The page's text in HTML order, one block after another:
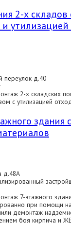
2-х складов
утилизацией
переулок д.40
2-х складских
с утилизацией
здания с
д.48А
7-этажного
при помощи
демонтаж
боя кирпича и